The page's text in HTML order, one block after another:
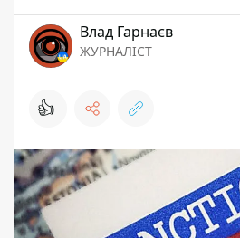
Влад Гарнаєв
ЖУРНАЛІСТ
👍